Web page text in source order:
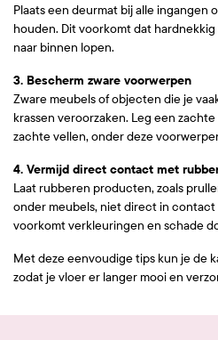
Plaats een deurmat bij alle ingangen
houden. Dit voorkomt dat
naar binnen lopen.
3. Bescherm zware voorwerpen
Zware meubels of objecten die je
krassen veroorzaken. Leg een
zachte vellen, onder deze
4. Vermijd direct contact met
Laat rubberen producten, zoals
onder meubels, niet direct in contact
voorkomt verkleuringen en schade
Met deze eenvoudige tips kun je de
zodat je vloer er langer mooi en